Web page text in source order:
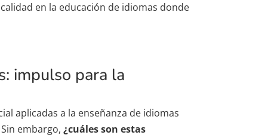
en la educación de idiomas donde
impulso para la
aplicadas a la enseñanza de idiomas
embargo, ¿cuáles son estas